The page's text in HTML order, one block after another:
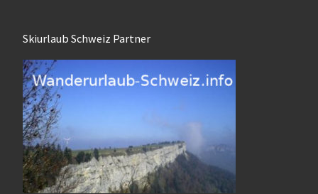
Skiurlaub Schweiz Partner